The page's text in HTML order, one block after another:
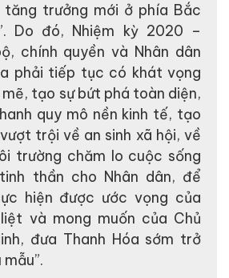
trưởng mới ở phía Bắc
Do đó, Nhiệm kỳ 2020 –
chính quyền và Nhân dân
phải tiếp tục có khát vọng
tạo sự bứt phá toàn diện,
quy mô nền kinh tế, tạo
trội về an sinh xã hội, về
trường chăm lo cuộc sống
thần cho Nhân dân, để
hiện được ước vọng của
và mong muốn của Chủ
đưa Thanh Hóa sớm trở